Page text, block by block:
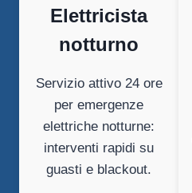
Elettricista
notturno
Servizio attivo 24 ore
per emergenze
elettriche notturne:
interventi rapidi su
guasti e blackout.